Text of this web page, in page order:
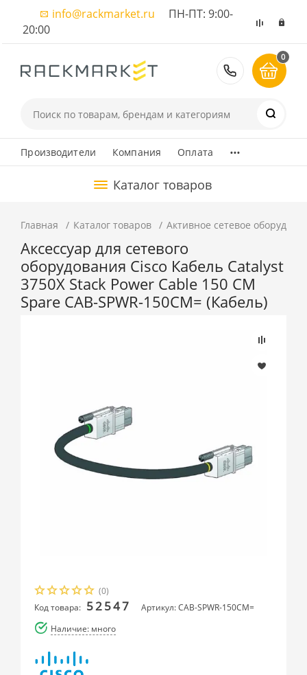
info@rackmarket.ru ПН-ПТ: 9:00-
20:00
8 (495)
0
Производители Компания Оплата ...
Каталог товаров
Главная Каталог товаров Активное сетевое
Аксессуар для сетевого
оборудования Cisco Кабель Catalyst
3750X Stack Power Cable 150 CM
Spare CAB-SPWR-150CM= (Кабель)
(0)
Код товара: 52547
Артикул: CAB-SPWR-150CM=
Наличие: много